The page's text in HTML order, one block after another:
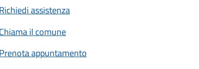
assistenza
il comune
appuntamento